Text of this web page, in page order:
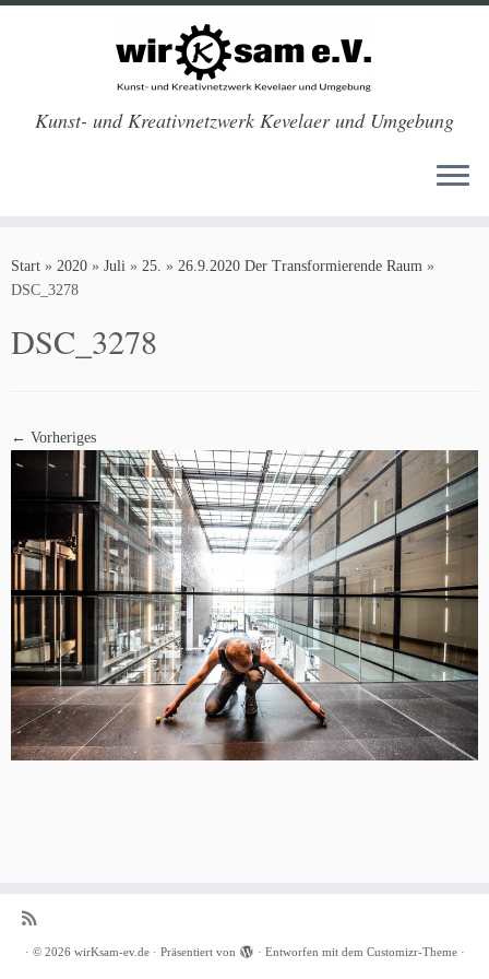
Inhalt
springen
Kunst- und Kreativnetzwerk Kevelaer und Umgebung
Start » 2020 » Juli » 25. » 26.9.2020 Der Transformierende Raum »
DSC_3278
DSC_3278
← Vorheriges
· © 2026 wirKsam-ev.de· Präsentiert von · Entworfen mit dem Customizr-Theme·